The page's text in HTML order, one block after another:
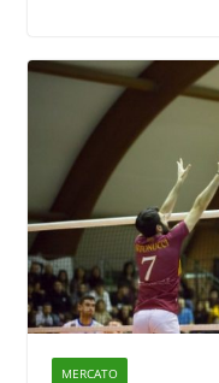
MERCATO